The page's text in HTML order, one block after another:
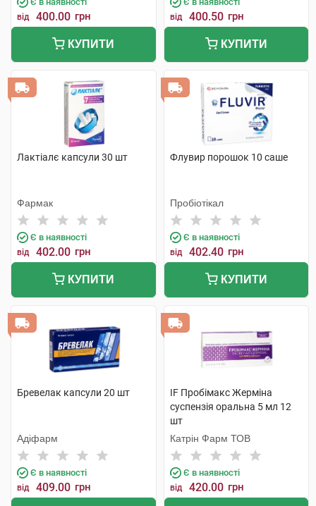
від 400.00 грн
КУПИТИ
від 400.50 грн
КУПИТИ
Лактіалє капсули 30 шт
Фармак
Є в наявності
від 402.00 грн
КУПИТИ
Флувир порошок 10 саше
Пробіотікал
Є в наявності
від 402.40 грн
КУПИТИ
Бревелак капсули 20 шт
Адіфарм
Є в наявності
від 409.00 грн
IF Пробімакс Жерміна
суспензія оральна 5 мл 12
шт
Катрін Фарм ТОВ
Є в наявності
від 420.00 грн